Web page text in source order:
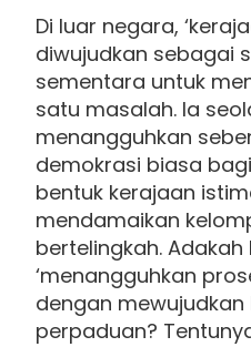
Di luar negara,
diwujudkan sebagai
sementara untuk
satu masalah. Ia
menangguhkan
demokrasi biasa
bentuk kerajaan
mendamaikan
bertelingkah. Adakah
‘menangguhkan
dengan mewujudkan
perpaduan?